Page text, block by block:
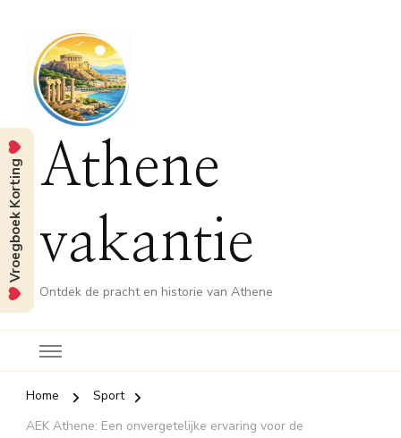
Athene
vakantie
Ontdek de pracht en historie van Athene
Home
Sport
AEK Athene: Een onvergetelijke ervaring voor de
Vroegboek Korting